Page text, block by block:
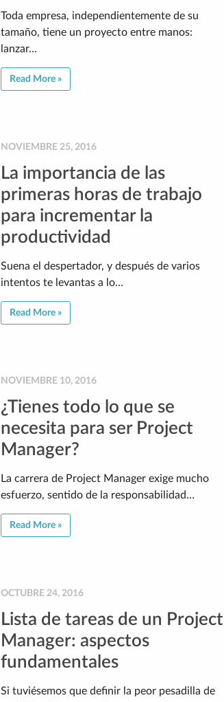
Toda empresa, independientemente de su
tamaño, tiene un proyecto entre manos:
lanzar…
Read More »
NOVIEMBRE 25, 2016
La importancia de las
primeras horas de trabajo
para incrementar la
productividad
Suena el despertador, y después de varios
intentos te levantas a lo…
Read More »
NOVIEMBRE 10, 2016
¿Tienes todo lo que se
necesita para ser Project
Manager?
La carrera de Project Manager exige mucho
esfuerzo, sentido de la responsabilidad…
Read More »
OCTUBRE 24, 2016
Lista de tareas de un Project
Manager: aspectos
fundamentales
Si tuviésemos que definir la peor pesadilla de